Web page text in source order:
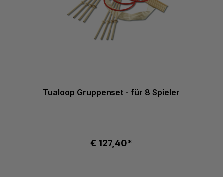
Tualoop Gruppenset - für 8 Spieler
€ 127,40*